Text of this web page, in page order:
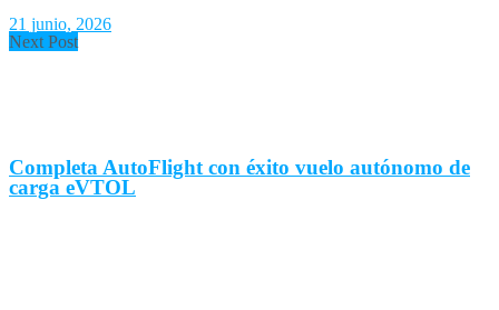
21 junio, 2026
Next Post
Completa AutoFlight con éxito vuelo autónomo de
carga eVTOL